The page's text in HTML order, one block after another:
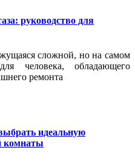
руководство для
сложной, но на самом
человека, обладающего
ремонта
идеальную
комнаты